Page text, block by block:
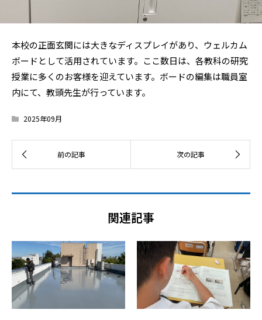
本校の正面玄関には大きなディスプレイがあり、ウェルカム
ボードとして活用されています。ここ数日は、各教科の研究
授業に多くのお客様を迎えています。ボードの編集は職員室
内にて、教頭先生が行っています。
2025年09月
関連記事